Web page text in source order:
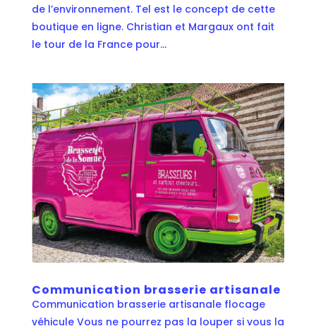
de l’environnement. Tel est le concept de cette
boutique en ligne. Christian et Margaux ont fait
le tour de la France pour...
Communication brasserie artisanale
Communication brasserie artisanale flocage
véhicule Vous ne pourrez pas la louper si vous la